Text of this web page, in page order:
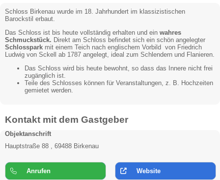
Schloss Birkenau wurde im 18. Jahrhundert im klassizistischen
Barockstil erbaut.
Das Schloss ist bis heute vollständig erhalten und ein wahres
Schmuckstück. Direkt am Schloss befindet sich ein schön angelegter
Schlosspark mit einem Teich nach englischem Vorbild von Friedrich
Ludwig von Sckell ab 1787 angelegt, ideal zum Schlendern und Flanieren.
Das Schloss wird bis heute bewohnt, so dass das Innere nicht frei
zugänglich ist.
Teile des Schlosses können für Veranstaltungen, z. B. Hochzeiten
gemietet werden.
Kontakt mit dem Gastgeber
Objektanschrift
Hauptstraße 88 , 69488 Birkenau
Anrufen Website